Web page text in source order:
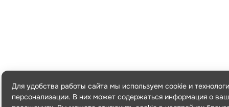
Для удобства работы сайта мы используем cookie и
персонализации. В них может содержаться информация о